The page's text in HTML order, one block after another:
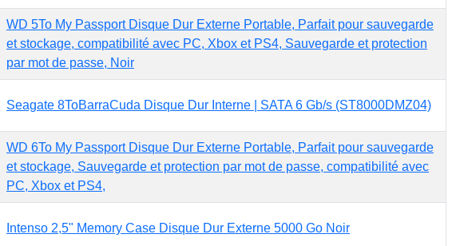
WD 5To My Passport Disque Dur Externe Portable, Parfait pour sauvegarde
et stockage, compatibilité avec PC, Xbox et PS4, Sauvegarde et protection
par mot de passe, Noir
Seagate 8ToBarraCuda Disque Dur Interne | SATA 6 Gb/s (ST8000DMZ04)
WD 6To My Passport Disque Dur Externe Portable, Parfait pour sauvegarde
et stockage, Sauvegarde et protection par mot de passe, compatibilité avec
PC, Xbox et PS4,
Intenso 2,5" Memory Case Disque Dur Externe 5000 Go Noir